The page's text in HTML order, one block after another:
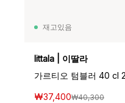
재고있음
Iittala | 이딸라
가르티오 텀블러 40 cl
₩37,400₩40,300